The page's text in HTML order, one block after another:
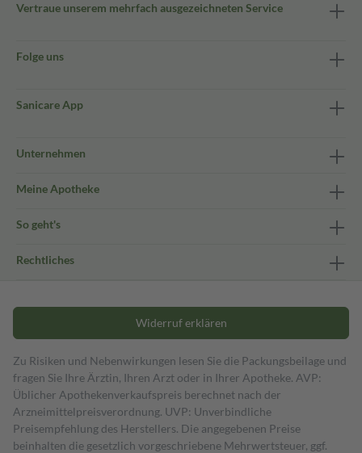
Vertraue unserem mehrfach ausgezeichneten Service
Folge uns
Sanicare App
Unternehmen
Meine Apotheke
So geht's
Rechtliches
Widerruf erklären
Zu Risiken und Nebenwirkungen lesen Sie die Packungsbeilage und
fragen Sie Ihre Ärztin, Ihren Arzt oder in Ihrer Apotheke. AVP:
Üblicher Apothekenverkaufspreis berechnet nach der
Arzneimittelpreisverordnung. UVP: Unverbindliche
Preisempfehlung des Herstellers. Die angegebenen Preise
beinhalten die gesetzlich vorgeschriebene Mehrwertsteuer, ggf.